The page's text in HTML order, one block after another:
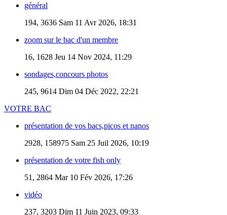
général
194, 3636 Sam 11 Avr 2026, 18:31
zoom sur le bac d'un membre
16, 1628 Jeu 14 Nov 2024, 11:29
sondages,concours photos
245, 9614 Dim 04 Déc 2022, 22:21
VOTRE BAC
présentation de vos bacs,picos et nanos
2928, 158975 Sam 25 Juil 2026, 10:19
présentation de votre fish only
51, 2864 Mar 10 Fév 2026, 17:26
vidéo
237, 3203 Dim 11 Juin 2023, 09:33